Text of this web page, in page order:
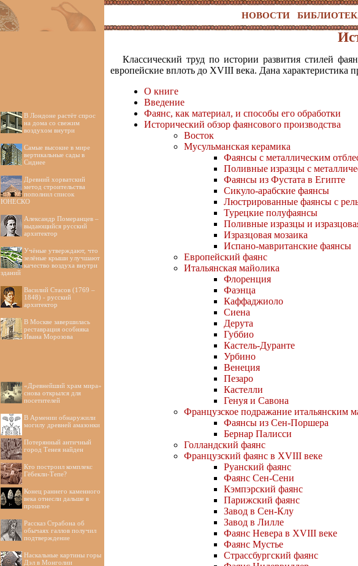
НОВОСТИ
В Лондоне растёт спрос
на дома со свежим
воздухом внутри
Самые высокие в мире
вертикальные сады в
Сиднее
Древний хорватский
метод строительства
пополнил список
ЮНЕСКО
Александр Померанцев –
выдающийся русский
архитектор
Учёные утверждают, что
зелёные крыши улучшают
качество воздуха внутри
зданий
Василий Стасов (1769 –
1848) - русский
архитектор
В Москве завершилась
реставрация особняка
Ивана Морозова
«Древнейший храм мира»
снова открылся для
посетителей
В Армении обнаружили
могилу древней амазонки
Потерянный античный
город Тенея найден
Кто построил комплекс
Гёбекли-Тепе?
Конец раннего каменного
века отнесли дальше в
прошлое
Рассказ Страбона об
обычаях галлов получил
подтверждение
Наскальные картины горы
Дэл в Монголии
Классический труд по истории развития стилей
европейские вплоть до XVIII века. Дана характеристика
О книге
Введение
Фаянс, как материал, и способы его обработки
Исторический обзор фаянсового производства
Восток
Мусульманская керамика
Фаянсы с металлическим
Поливные изразцы с
Фаянсы из Фустата в Египте
Сикуло-арабские фаянсы
Люстрированные фаянсы с
Турецкие полуфаянсы
Поливные изразцы и
Изразцовая мозаика
Испано-мавританские фаянсы
Европейский фаянс
Итальянская майолика
Флоренция
Фаэнца
Каффаджиоло
Сиена
Дерута
Губбио
Кастель-Дуранте
Урбино
Венеция
Пезаро
Кастелли
Генуя и Савона
Французское подражание итальянским
Фаянсы из Сен-Поршера
Бернар Палисси
Голландский фаянс
Французский фаянс в XVIII веке
Руанский фаянс
Фаянс Сен-Сени
Кэмпэрский фаянс
Парижский фаянс
Завод в Сен-Клу
Завод в Лилле
Фаянс Невера в XVIII веке
Фаянс Мустье
Страссбургский фаянс